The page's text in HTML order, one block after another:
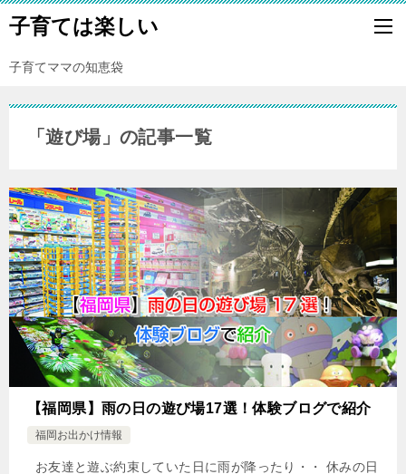
子育ては楽しい
子育てママの知恵袋
「遊び場」の記事一覧
【福岡県】雨の日の遊び場17選！体験ブログで紹介
福岡お出かけ情報
お友達と遊ぶ約束していた日に雨が降ったり・・ 休みの日